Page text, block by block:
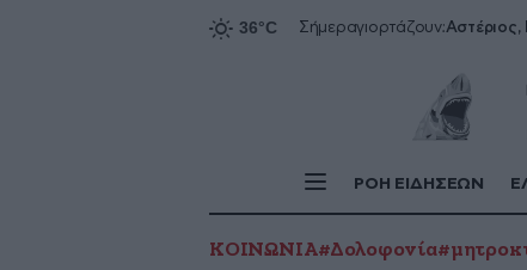
Σήμεραγιορτάζουν:Αστέριος,
ΡΟΗ ΕΙΔΗΣΕΩΝ
ΚΟΙΝΩΝΙΑ#Δολοφονία